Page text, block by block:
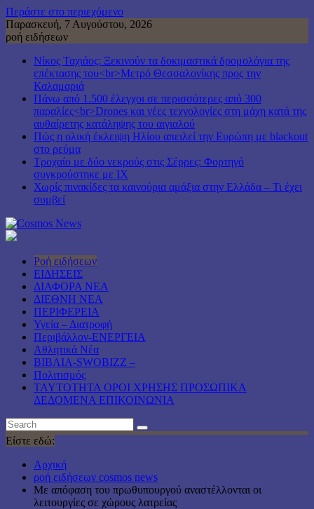
Περάστε στο περιεχόμενο
Παρασκευή, 7 Αυγούστου, 2026
ροή ειδήσεων
Νίκος Ταχιάος: Ξεκινούν τα δοκιμαστικά δρομολόγια της
επέκτασης του<br>Μετρό Θεσσαλονίκης προς την
Καλαμαριά
Πάνω από 1.500 έλεγχοι σε περισσότερες από 300
παραλίες<br>Drones και νέες τεχνολογίες στη μάχη κατά της
αυθαίρετης κατάληψης του αιγιαλού
Πώς η ολική έκλειψη Ηλίου απειλεί την Ευρώπη με blackout
στο ρεύμα
Τροχαίο με δύο νεκρούς στις Σέρρες: Φορτηγό
συγκρούστηκε με ΙΧ
Χωρίς πινακίδες τα καινούρια αμάξια στην Ελλάδα – Τι έχει
συμβεί
Ροή ειδήσεων
ΕΙΔΗΣΕΙΣ
ΔΙΑΦΟΡΑ ΝΕΑ
ΔΙΕΘΝΗ ΝΕΑ
ΠΕΡΙΦΕΡΕΙΑ
Υγεία – Διατροφή
Περιβάλλον-ΕΝΕΡΓΕΙΑ
Αθλητικά Νέα
ΒΙΒΛΙΑ-SWOBIZZ –
Πολιτισμός
TAYTOTHTA ΟΡΟΙ ΧΡΗΣΗΣ ΠΡΟΣΩΠΙΚΑ
ΔΕΔΟΜΕΝΑ ΕΠΙΚΟΙΝΩΝΙΑ
Είστε εδώ:
Αρχική
ροή ειδήσεων cosmos news
Με απόφαση του πρωθυπουργού αναστέλλονται οι
λειτουργίες σε χώρους λατρείας